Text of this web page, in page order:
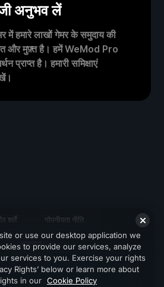
अनुभव लें
में हमारे लाखों गेमर के समुदाय की
और मुफ़्त है। हमें WeMod Pro
प्राप्त है। हमारी समिक्षाएं
शर्तें गोपनीयता नीति
सहायता
or use our desktop application we
to provide our services, analyze
services to you. Exercise your rights
Rights’ below or learn more about
in our Cookie Policy